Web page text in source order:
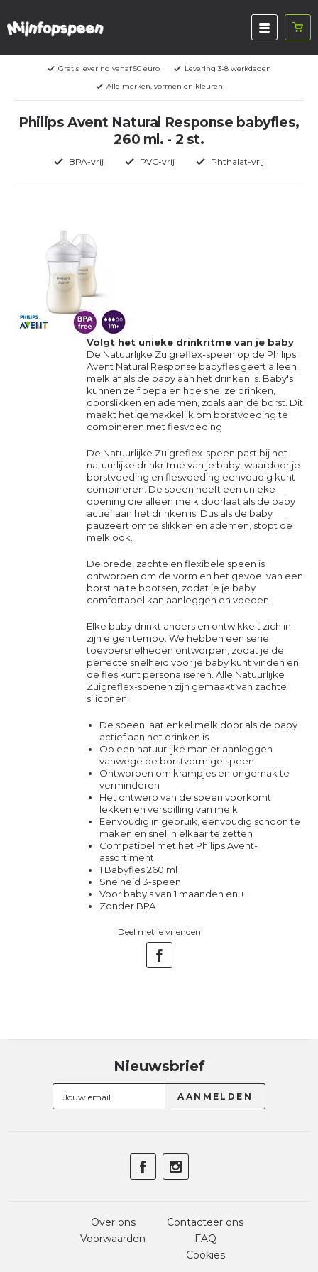
Gratis levering vanaf 50 euro
Levering 3-8 werkdagen
Alle merken, vormen en kleuren
Philips Avent Natural Response babyfles,
260 ml. - 2 st.
BPA-vrij PVC-vrij Phthalat-vrij
Volgt het unieke drinkritme van je baby
De Natuurlijke Zuigreflex-speen op de Philips
Avent Natural Response babyfles geeft alleen
melk af als de baby aan het drinken is. Baby's
kunnen zelf bepalen hoe snel ze drinken,
doorslikken en ademen, zoals aan de borst. Dit
maakt het gemakkelijk om borstvoeding te
combineren met flesvoeding
De Natuurlijke Zuigreflex-speen past bij het
natuurlijke drinkritme van je baby, waardoor je
borstvoeding en flesvoeding eenvoudig kunt
combineren. De speen heeft een unieke
opening die alleen melk doorlaat als de baby
actief aan het drinken is. Dus als de baby
pauzeert om te slikken en ademen, stopt de
melk ook.
De brede, zachte en flexibele speen is
ontworpen om de vorm en het gevoel van een
borst na te bootsen, zodat je je baby
comfortabel kan aanleggen en voeden.
Elke baby drinkt anders en ontwikkelt zich in
zijn eigen tempo. We hebben een serie
toevoersnelheden ontworpen, zodat je de
perfecte snelheid voor je baby kunt vinden en
de fles kunt personaliseren. Alle Natuurlijke
Zuigreflex-spenen zijn gemaakt van zachte
siliconen.
De speen laat enkel melk door als de baby
actief aan het drinken is
Op een natuurlijke manier aanleggen
vanwege de borstvormige speen
Ontworpen om krampjes en ongemak te
verminderen
Het ontwerp van de speen voorkomt
lekken en verspilling van melk
Eenvoudig in gebruik, eenvoudig schoon te
maken en snel in elkaar te zetten
Compatibel met het Philips Avent-
assortiment
1 Babyfles 260 ml
Snelheid 3-speen
Voor baby's van 1 maanden en +
Zonder BPA
Deel met je vrienden
Nieuwsbrief
Over ons
Voorwaarden
Contacteer ons
FAQ
Cookies